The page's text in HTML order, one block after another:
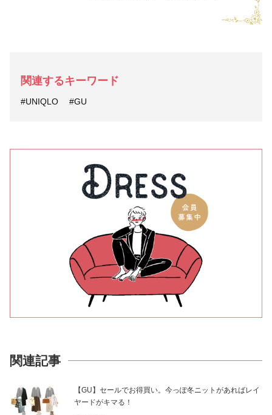
関連するキーワード
#UNIQLO #GU
関連記事
【GU】セールでお得買い。今っぽ冬ニットがあればレイ
ヤードがキマる！